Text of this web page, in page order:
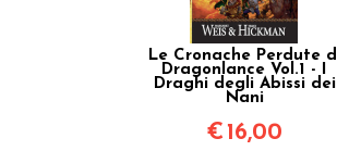
Le Cronache Perdute
Dragonlance Vol.1 - I
Draghi degli Abissi dei
Nani
€ 16,00